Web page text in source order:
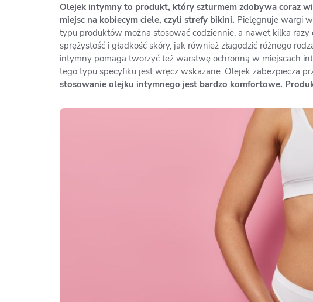
Olejek intymny to produkt, który szturmem zdobywa coraz
miejsc na kobiecym ciele, czyli strefy bikini. Pielęgnuje wargi
typu produktów można stosować codziennie, a nawet kilka
sprężystość i gładkość skóry, jak również złagodzić różnego
intymny pomaga tworzyć też warstwę ochronną w miejscach
tego typu specyfiku jest wręcz wskazane. Olejek zabezpiecza
stosowanie olejku intymnego jest bardzo komfortowe.